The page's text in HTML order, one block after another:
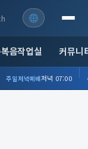
음작업실 커뮤니
주일저녁예배저녁 07:00